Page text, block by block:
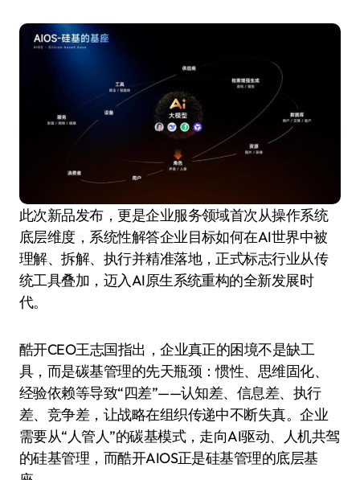
此次新品发布，更是企业服务领域首次从操作系统
底层维度，系统性解答企业目标如何在AI世界中被
理解、拆解、执行并精准落地，正式标志行业从传
统工具叠加，迈入AI原生系统重构的全新发展时
代。
酷开CEO王志国指出，企业真正的困境不是缺工
具，而是碳基管理的先天瓶颈：惯性、思维固化、
经验依赖等导致“四差”——认知差、信息差、执行
差、竞争差，让战略在组织传递中不断失真。企业
需要从“人管人”的碳基模式，走向AI驱动、人机共驾
的硅基管理，而酷开AIOS正是硅基管理的底层基